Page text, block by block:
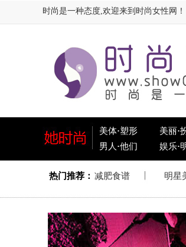
时尚是一种态度,欢迎来到时尚女性网！
美体·塑形 美丽·
男人 ·他们 娱乐·